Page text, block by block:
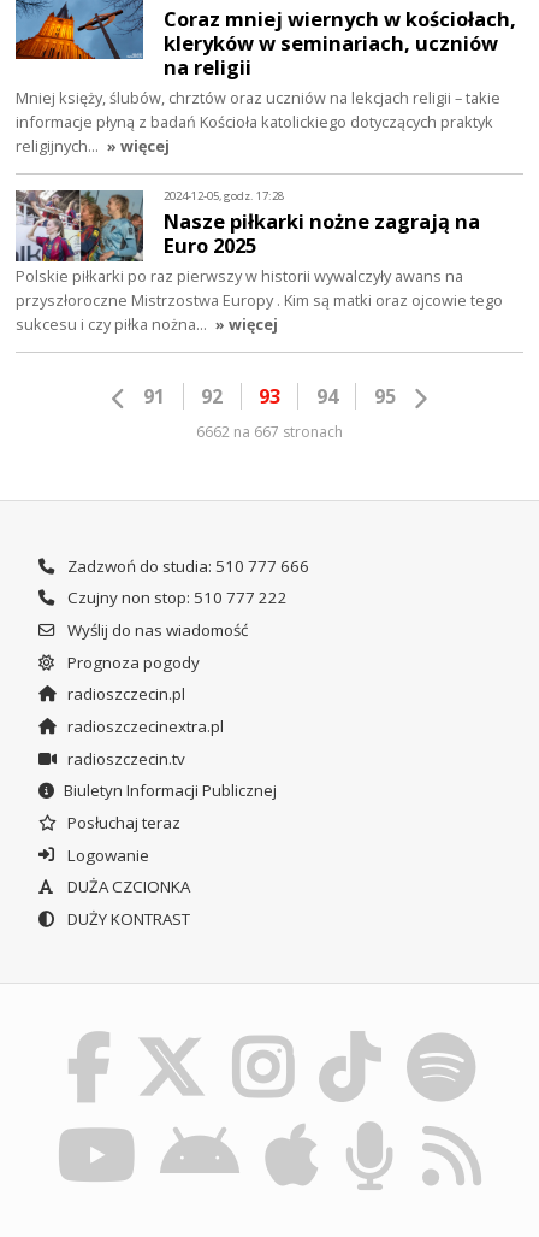
Coraz mniej wiernych w kościołach,
kleryków w seminariach, uczniów
na religii
Mniej księży, ślubów, chrztów oraz uczniów na lekcjach religii – takie
informacje płyną z badań Kościoła katolickiego dotyczących praktyk
religijnych… » więcej
2024-12-05, godz. 17:28
Nasze piłkarki nożne zagrają na
Euro 2025
Polskie piłkarki po raz pierwszy w historii wywalczyły awans na
przyszłoroczne Mistrzostwa Europy . Kim są matki oraz ojcowie tego
sukcesu i czy piłka nożna… » więcej
91 92 93 94 95
6662 na 667 stronach
Zadzwoń do studia: 510 777 666
Czujny non stop: 510 777 222
Wyślij do nas wiadomość
Prognoza pogody
radioszczecin.pl
radioszczecinextra.pl
radioszczecin.tv
Biuletyn Informacji Publicznej
Posłuchaj teraz
Logowanie
DUŻA CZCIONKA
DUŻY KONTRAST